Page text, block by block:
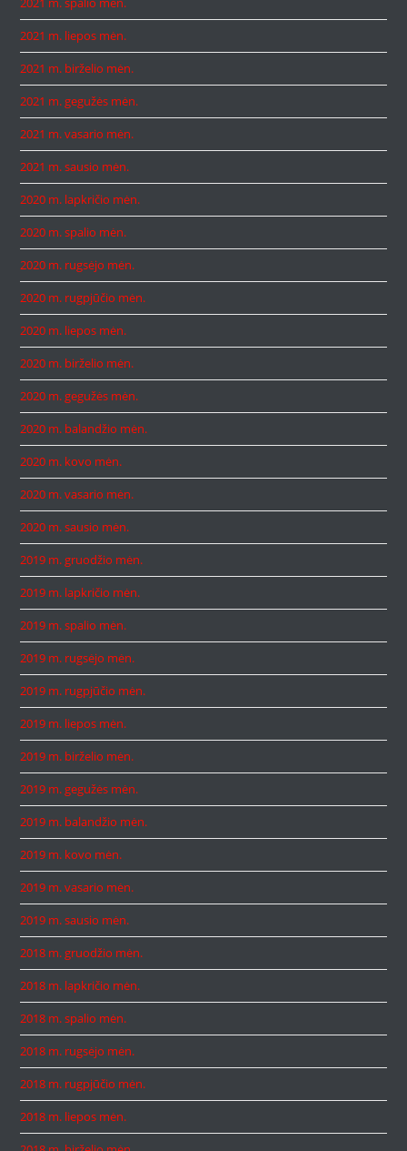
2021 m. liepos mėn.
2021 m. birželio mėn.
2021 m. gegužės mėn.
2021 m. vasario mėn.
2021 m. sausio mėn.
2020 m. lapkričio mėn.
2020 m. spalio mėn.
2020 m. rugsėjo mėn.
2020 m. rugpjūčio mėn.
2020 m. liepos mėn.
2020 m. birželio mėn.
2020 m. gegužės mėn.
2020 m. balandžio mėn.
2020 m. kovo mėn.
2020 m. vasario mėn.
2020 m. sausio mėn.
2019 m. gruodžio mėn.
2019 m. lapkričio mėn.
2019 m. spalio mėn.
2019 m. rugsėjo mėn.
2019 m. rugpjūčio mėn.
2019 m. liepos mėn.
2019 m. birželio mėn.
2019 m. gegužės mėn.
2019 m. balandžio mėn.
2019 m. kovo mėn.
2019 m. vasario mėn.
2019 m. sausio mėn.
2018 m. gruodžio mėn.
2018 m. lapkričio mėn.
2018 m. spalio mėn.
2018 m. rugsėjo mėn.
2018 m. rugpjūčio mėn.
2018 m. liepos mėn.